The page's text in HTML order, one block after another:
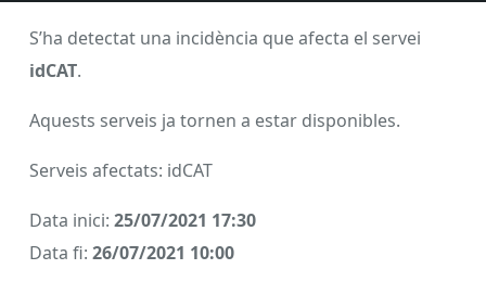
S’ha detectat una incidència que afecta el servei
idCAT.
Aquests serveis ja tornen a estar disponibles.
Serveis afectats: idCAT
Data inici: 25/07/2021 17:30
Data fi: 26/07/2021 10:00